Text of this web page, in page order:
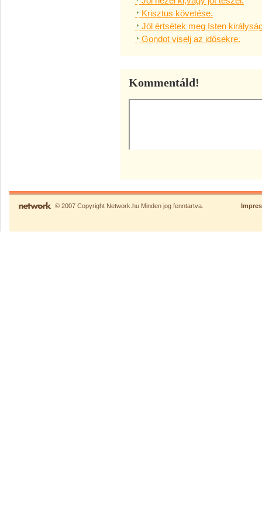
Krisztus követése.
Jól értsétek meg Isten
Gondot viselj az idősekre.
Kommentáld!
© 2007 Copyright Network.hu Minden jog fenntartva.